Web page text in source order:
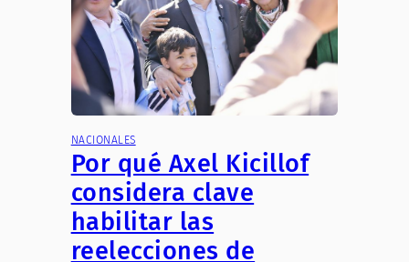
NACIONALES
Por qué Axel Kicillof
considera clave
habilitar las
reelecciones de